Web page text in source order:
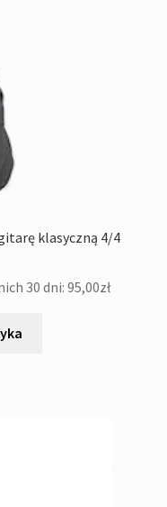
klasyczną 4/4
30 dni: 95,00zł